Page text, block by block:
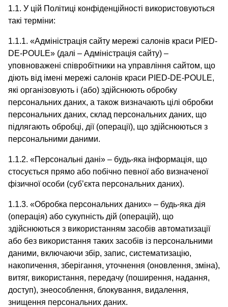
1.1. У цій Політиці конфіденційності використовуються
такі терміни:
1.1.1. «Адміністрація сайту мережі салонів краси PIED-
DE-POULE» (далі – Адміністрація сайту) –
уповноважені співробітники на управління сайтом, що
діють від імені мережі салонів краси PIED-DE-POULE,
які організовують і (або) здійснюють обробку
персональних даних, а також визначають цілі обробки
персональних даних, склад персональних даних, що
підлягають обробці, дії (операції), що здійснюються з
персональними даними.
1.1.2. «Персональні дані» – будь-яка інформація, що
стосується прямо або побічно певної або визначеної
фізичної особи (суб’єкта персональних даних).
1.1.3. «Обробка персональних даних» – будь-яка дія
(операція) або сукупність дій (операцій), що
здійснюються з використанням засобів автоматизації
або без використання таких засобів із персональними
даними, включаючи збір, запис, систематизацію,
накопичення, зберігання, уточнення (оновлення, зміна),
витяг, використання, передачу (поширення, надання,
доступ), знеособлення, блокування, видалення,
знищення персональних даних.